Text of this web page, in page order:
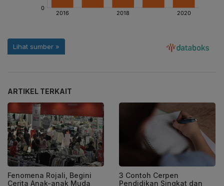
ARTIKEL TERKAIT
Fenomena Rojali, Begini
Cerita Anak-anak Muda
3 Contoh Cerpen
Pendidikan Singkat dan